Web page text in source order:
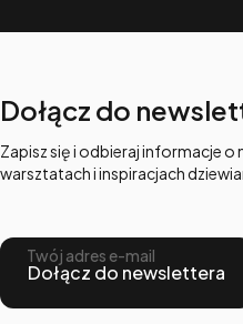
Dołącz do
Zapisz się i odbieraj informacje
warsztatach i inspiracjach
Twój adres e-mail
Dołącz do newslettera